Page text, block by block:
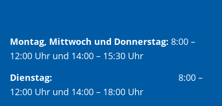
Montag, Mittwoch und Donnerstag: 8:00 –
12:00 Uhr und 14:00 – 15:30 Uhr
Dienstag: 8:00 –
12:00 Uhr und 14:00 – 18:00 Uhr